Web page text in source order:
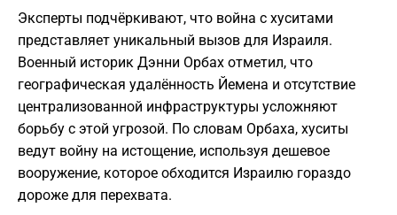
Эксперты подчёркивают, что война с хуситами
представляет уникальный вызов для Израиля.
Военный историк Дэнни Орбах отметил, что
географическая удалённость Йемена и отсутствие
централизованной инфраструктуры усложняют
борьбу с этой угрозой. По словам Орбаха, хуситы
ведут войну на истощение, используя дешевое
вооружение, которое обходится Израилю гораздо
дороже для перехвата.